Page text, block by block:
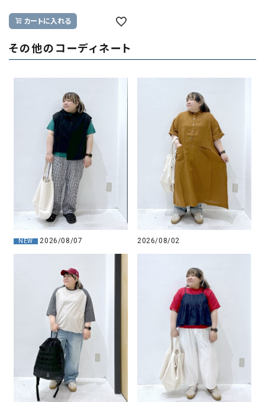
カートに入れる
その他のコーディネート
NEW 2026/08/07 2026/08/02